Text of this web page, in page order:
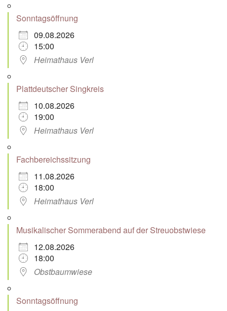
Sonntagsöffnung
09.08.2026
15:00
Heimathaus Verl
Plattdeutscher Singkreis
10.08.2026
19:00
Heimathaus Verl
Fachbereichssitzung
11.08.2026
18:00
Heimathaus Verl
Musikalischer Sommerabend auf der Streuobstwiese
12.08.2026
18:00
Obstbaumwiese
Sonntagsöffnung